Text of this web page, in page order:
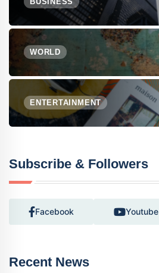
WORLD
ENTERTAINMENT
Subscribe & Followers
Facebook Youtube
Recent News